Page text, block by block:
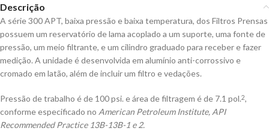
Descrição
A série 300 APT, baixa pressão e baixa temperatura, dos Filtros Prensas
possuem um reservatório de lama acoplado a um suporte, uma fonte de
pressão, um meio filtrante, e um cilindro graduado para receber e fazer
medição. A unidade é desenvolvida em alumínio anti-corrossivo e
cromado em latão, além de incluir um filtro e vedações.
Pressão de trabalho é de 100 psi. e área de filtragem é de 7.1 pol.2,
conforme especificado no American Petroleum Institute, API
Recommended Practice 13B-13B-1 e 2.